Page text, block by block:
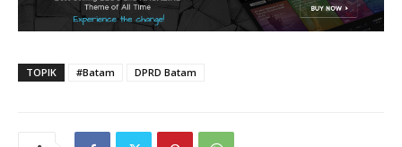
TOPIK #Batam DPRD Batam